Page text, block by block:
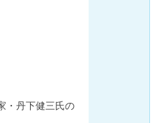
・丹下健三氏の